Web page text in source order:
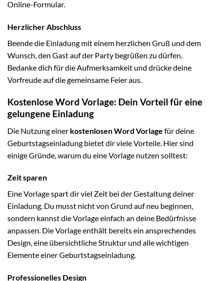
Online-Formular.
Herzlicher Abschluss
Beende die Einladung mit einem herzlichen Gruß und dem
Wunsch, den Gast auf der Party begrüßen zu dürfen.
Bedanke dich für die Aufmerksamkeit und drücke deine
Vorfreude auf die gemeinsame Feier aus.
Kostenlose Word Vorlage: Dein Vorteil für eine
gelungene Einladung
Die Nutzung einer kostenlosen Word Vorlage für deine
Geburtstagseinladung bietet dir viele Vorteile. Hier sind
einige Gründe, warum du eine Vorlage nutzen solltest:
Zeit sparen
Eine Vorlage spart dir viel Zeit bei der Gestaltung deiner
Einladung. Du musst nicht von Grund auf neu beginnen,
sondern kannst die Vorlage einfach an deine Bedürfnisse
anpassen. Die Vorlage enthält bereits ein ansprechendes
Design, eine übersichtliche Struktur und alle wichtigen
Elemente einer Geburtstagseinladung.
Professionelles Design